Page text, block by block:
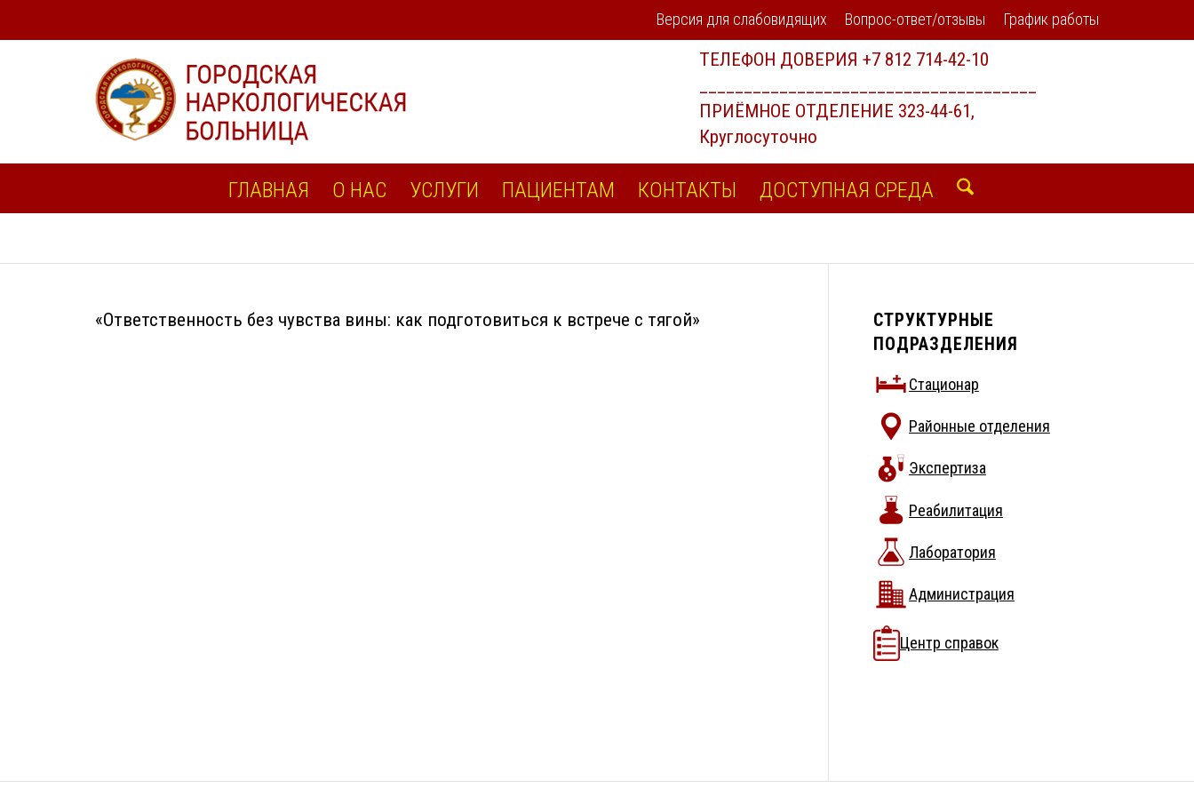
Версия для слабовидящих Вопрос-ответ/отзывы График работы
ГЛАВНАЯ О НАС УСЛУГИ ПАЦИЕНТАМ КОНТАКТЫ ДОСТУПНАЯ СРЕДА
«Ответственность без чувства вины: как подготовиться к встрече с тягой»
СТРУКТУРНЫЕ
ПОДРАЗДЕЛЕНИЯ
Стационар
Районные отделения
Экспертиза
Реабилитация
Лаборатория
Администрация
Центр справок